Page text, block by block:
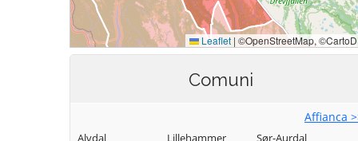
Comuni
Affianca
Alvdal
Lillehammer
Sør-Aurdal